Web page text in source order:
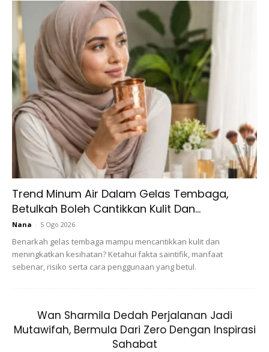
Wawa nampak seperti orang Turki pula
apabila bergambar bersama rakyat di sana.
Trend Minum Air Dalam Gelas Tembaga,
Betulkah Boleh Cantikkan Kulit Dan...
Nana - 5 Ogo 2026
Benarkah gelas tembaga mampu mencantikkan kulit dan
meningkatkan kesihatan? Ketahui fakta saintifik, manfaat
sebenar, risiko serta cara penggunaan yang betul.
Wan Sharmila Dedah Perjalanan Jadi
Mutawifah, Bermula Dari Zero Dengan Inspirasi
Sahabat